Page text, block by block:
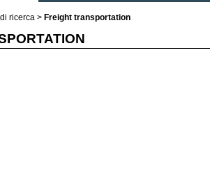
ricerca > Freight transportation